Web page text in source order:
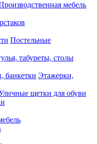
мебель
Постельные
табуреты, столы
Этажерки,
щетки для обуви